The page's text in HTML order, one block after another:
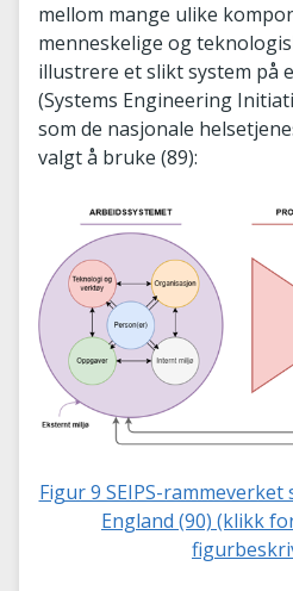
mellom mange ulike
menneskelige og
illustrere et slikt system på
(Systems Engineering
som de nasjonale
valgt å bruke (89):
Figur 9 SEIPS-
England (90) (klikk